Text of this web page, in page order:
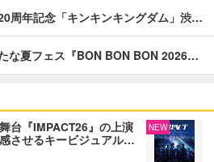
周年記念「キンキンキングダム」渋…
な夏フェス『BON BON BON 2026…
台『IMPACT26』の上演
させるキービジュアル…
NEW